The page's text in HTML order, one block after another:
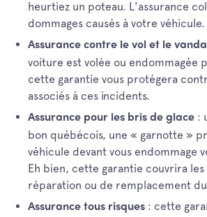
heurtiez un poteau. L'assurance
dommages causés à votre véhicule.
Assurance contre le vol et le
voiture est volée ou endommagée
cette garantie vous protégera
associés à ces incidents.
Assurance pour les bris de glace :
bon québécois, une « garnotte »
véhicule devant vous endommage
Eh bien, cette garantie couvrira
réparation ou de remplacement
Assurance tous risques : cette